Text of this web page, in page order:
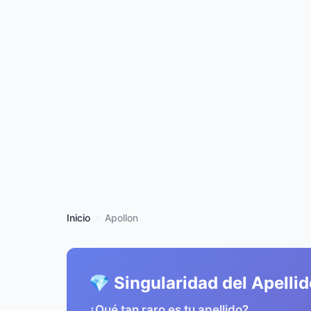
Inicio Apollon
💎 Singularidad del